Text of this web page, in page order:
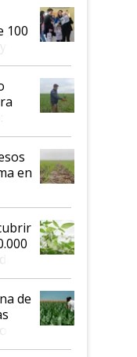
100
en
de
y
de
El